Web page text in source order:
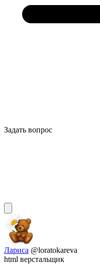
Задать вопрос
Лариса @loratokareva
html верстальщик